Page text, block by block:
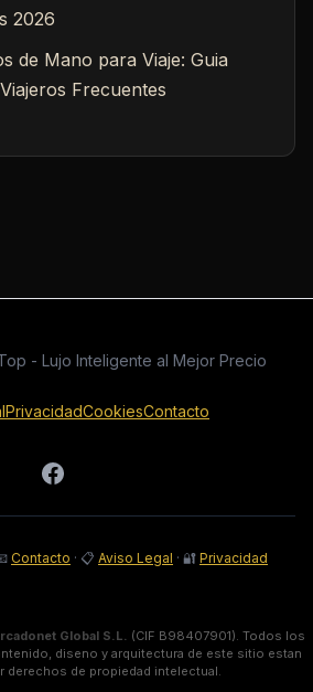
2026
de Mano para Viaje: Guia
Frecuentes
- Lujo Inteligente al Mejor Precio
PrivacidadCookiesContacto
Contacto · 📋 Aviso Legal · 🔐 Privacidad
Global S.L. (CIF B98407901). Todos los
diseno y arquitectura de este sitio estan
derechos de propiedad intelectual.